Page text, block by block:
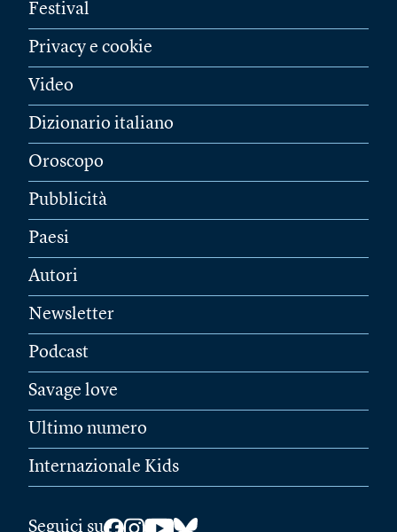
Festival
Privacy e cookie
Video
Dizionario italiano
Oroscopo
Pubblicità
Paesi
Autori
Newsletter
Podcast
Savage love
Ultimo numero
Internazionale Kids
Seguici su